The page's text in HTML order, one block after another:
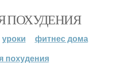
ПОХУДЕНИЯ
уроки
фитнес дома
похудения